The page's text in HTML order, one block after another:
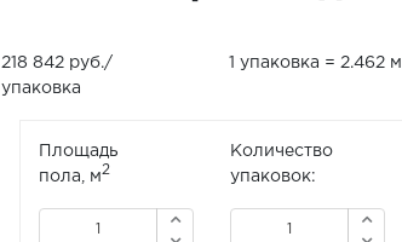
218 842 руб./
упаковка
1 упаковка = 2.462 м
Площадь
пола, м2
Количество
упаковок: